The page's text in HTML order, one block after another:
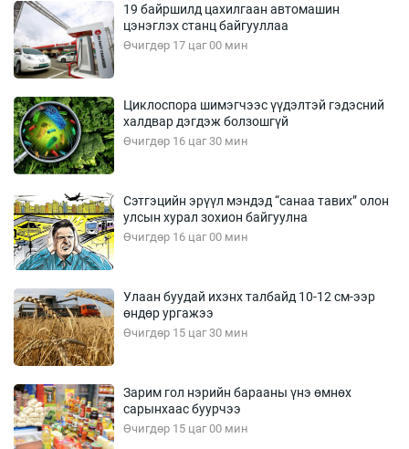
19 байршилд цахилгаан автомашин
цэнэглэх станц байгууллаа
Өчигдөр 17 цаг 00 мин
Циклоспора шимэгчээс үүдэлтэй гэдэсний
халдвар дэгдэж болзошгүй
Өчигдөр 16 цаг 30 мин
Сэтгэцийн эрүүл мэндэд “санаа тавих” олон
улсын хурал зохион байгуулна
Өчигдөр 16 цаг 00 мин
Улаан буудай ихэнх талбайд 10-12 см-ээр
өндөр ургажээ
Өчигдөр 15 цаг 30 мин
Зарим гол нэрийн барааны үнэ өмнөх
сарынхаас буурчээ
Өчигдөр 15 цаг 00 мин